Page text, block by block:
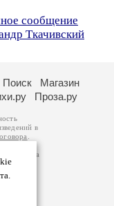
сообщение
Ткачивский
Поиск
Магазин
Проза.ру
в
авторам
возможна
за
на